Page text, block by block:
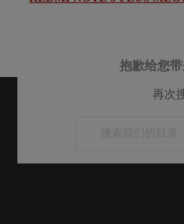
抱歉给您带
再次